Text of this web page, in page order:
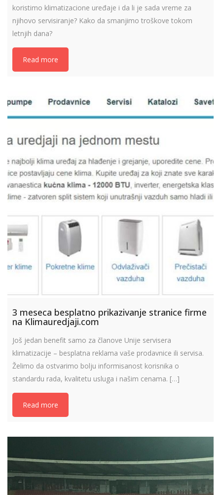
koristimo klimatizacione uređaje i da li je sada vreme za
njihovo servisiranje? Kako da smanjimo troškove tokom
letnjih dana?
Read more
3 meseca besplatno prikazivanje stranice firme
na Klimauredjaji.com
Još jedan benefit samo za članove Unije servisera
klimatizacije – besplatna reklama vaše prodavnice ili servisa.
Želimo da ostvarimo bolju informisanost korisnika o
standardu rada, kvalitetu usluga i našim cenama. […]
Read more